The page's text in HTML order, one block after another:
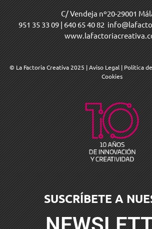
C/ Vendeja nº20-29001
951 35 33 09 | 640 65 40 82
© La Factoria Creativa 2025 |Aviso Legal | Política
Cookies
SUSCRÍBETE A